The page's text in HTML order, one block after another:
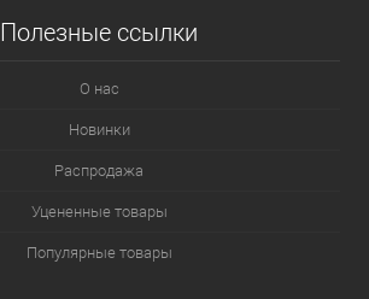
Полезные ссылки
О нас
Новинки
Распродажа
Уцененные товары
Популярные товары